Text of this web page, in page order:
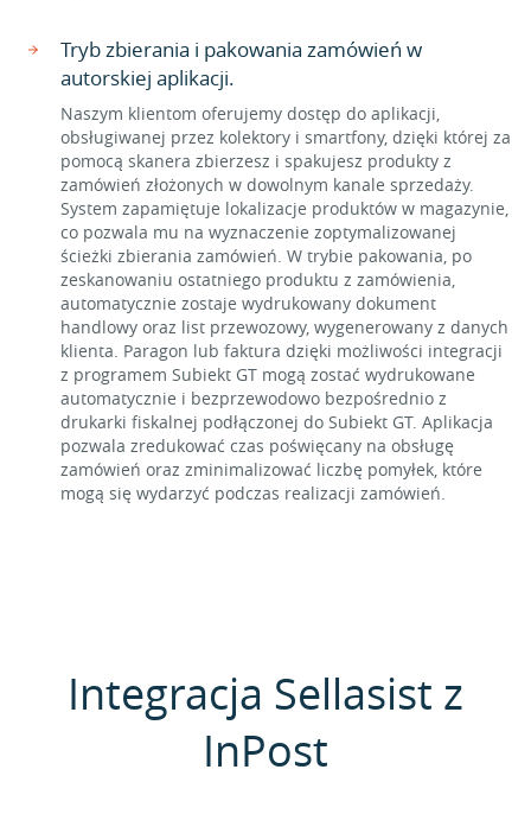
Tryb zbierania i pakowania zamówień w
autorskiej aplikacji.
Naszym klientom oferujemy dostęp do aplikacji,
obsługiwanej przez kolektory i smartfony, dzięki której za
pomocą skanera zbierzesz i spakujesz produkty z
zamówień złożonych w dowolnym kanale sprzedaży.
System zapamiętuje lokalizacje produktów w magazynie,
co pozwala mu na wyznaczenie zoptymalizowanej
ścieżki zbierania zamówień. W trybie pakowania, po
zeskanowaniu ostatniego produktu z zamówienia,
automatycznie zostaje wydrukowany dokument
handlowy oraz list przewozowy, wygenerowany z danych
klienta. Paragon lub faktura dzięki możliwości integracji
z programem Subiekt GT mogą zostać wydrukowane
automatycznie i bezprzewodowo bezpośrednio z
drukarki fiskalnej podłączonej do Subiekt GT. Aplikacja
pozwala zredukować czas poświęcany na obsługę
zamówień oraz zminimalizować liczbę pomyłek, które
mogą się wydarzyć podczas realizacji zamówień.
Integracja Sellasist z
InPost